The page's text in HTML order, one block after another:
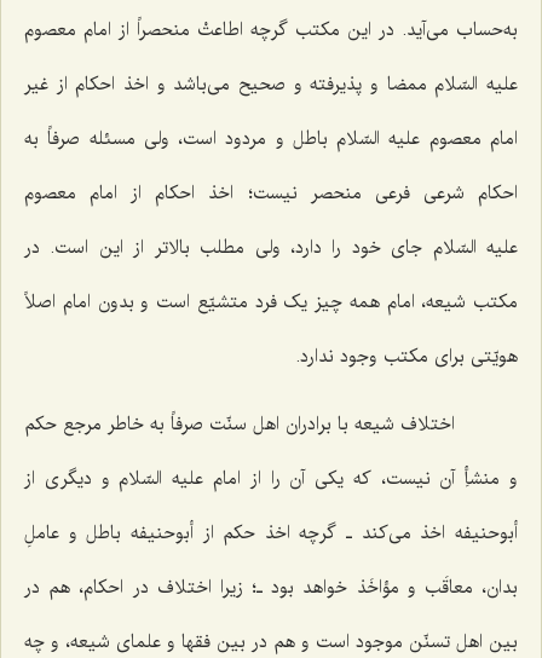
به‌حساب می‌آید. در این مکتب گرچه اطاعتْ منحصراً از امام معصوم
علیه السّلام ممضا و پذیرفته و صحیح می‌باشد و اخذ احکام از غیر
امام معصوم علیه السّلام باطل و مردود است، ولی مسئله صرفاً به
احکام شرعی فرعی منحصر نیست؛ اخذ احکام از امام معصوم
علیه السّلام جای خود را دارد، ولی مطلب بالاتر از این است. در
مکتب شیعه، امام همه چیز یک فرد متشیّع است و بدون امام اصلاً
هویّتی برای مکتب وجود ندارد.
اختلاف شیعه با برادران اهل سنّت صرفاً به خاطر مرجع حکم
و منشأِ آن نیست، که یکی آن را از امام علیه السّلام و دیگری از
أبوحنیفه اخذ می‌کند ـ گرچه اخذ حکم از أبوحنیفه باطل و عاملِ
بدان، معاقَب و مؤاخَذ خواهد بود ـ؛ زیرا اختلاف در احکام، هم در
بین اهل تسنّن موجود است و هم در بین فقها و علمای‌ شیعه، و چه